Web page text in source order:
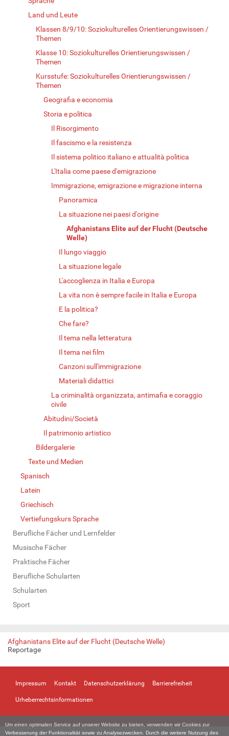
Um einen optimalen Service auf unserer Website zu bieten, verwenden wir Cookies zur
Verbesserung der Funktionalität sowie zu Analysezwecken. Durch die weitere Nutzung des
Land und Leute
Klassen 8/9/10: Soziokulturelles Orientierungswissen /
Themen
Klasse 10: Soziokulturelles Orientierungswissen /
Themen
Kursstufe: Soziokulturelles Orientierungswissen /
Themen
Geografia e economia
Storia e politica
Il Risorgimento
Il fascismo e la resistenza
Il sistema politico italiano e attualità politica
L'Italia come paese d'emigrazione
Immigrazione, emigrazione e migrazione interna
Panoramica
La situazione nei paesi d'origine
Afghanistans Elite auf der Flucht (Deutsche
Welle)
Il lungo viaggio
La situazione legale
L'accoglienza in Italia e Europa
La vita non è sempre facile in Italia e Europa
E la politica?
Che fare?
Il tema nella letteratura
Il tema nei film
Canzoni sull'immigrazione
Materiali didattici
La criminalità organizzata, antimafia e coraggio
civile
Abitudini/Società
Il patrimonio artistico
Bildergalerie
Texte und Medien
Spanisch
Latein
Griechisch
Vertiefungskurs Sprache
Berufliche Fächer und Lernfelder
Musische Fächer
Praktische Fächer
Berufliche Schularten
Schularten
Sport
Afghanistans Elite auf der Flucht (Deutsche Welle)
Reportage
Impressum Kontakt Datenschutzerklärung Barrierefreiheit
Urheberrechtsinformationen